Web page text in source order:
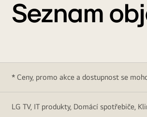
Seznam
* Ceny, promo akce a dostupnost se
LG TV, IT produkty, Domácí spotřebiče,